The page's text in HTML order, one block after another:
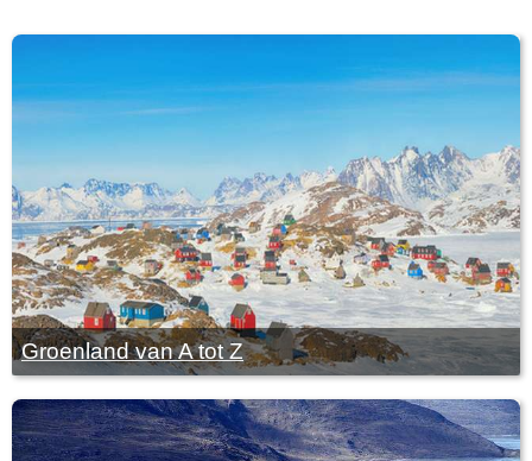
Groenland van A tot Z